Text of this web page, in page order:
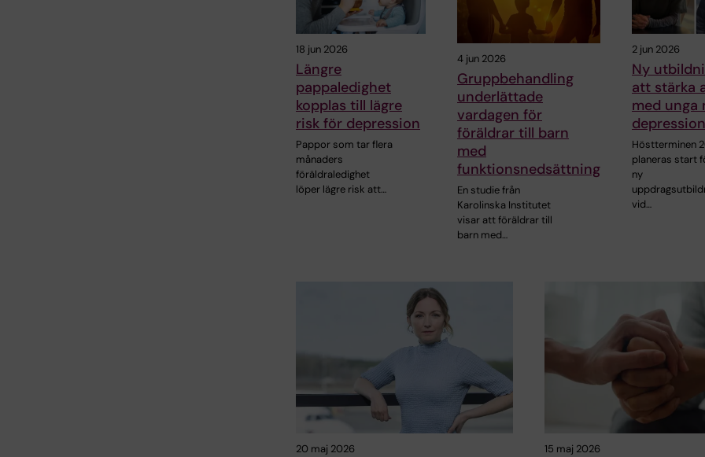
18 jun 2026
Längre
pappaledighet
kopplas till lägre
risk för depression
Pappor som tar flera
månaders
föräldraledighet
löper lägre risk att…
4 jun 2026
Gruppbehandling
underlättade
vardagen för
föräldrar till barn
med
funktionsnedsättning
En studie från
Karolinska Institutet
visar att föräldrar till
barn med…
2 jun 2026
Ny
att stärka
med unga
depression
Höstterminen
planeras start
ny
vid…
20 maj 2026 15 maj 2026